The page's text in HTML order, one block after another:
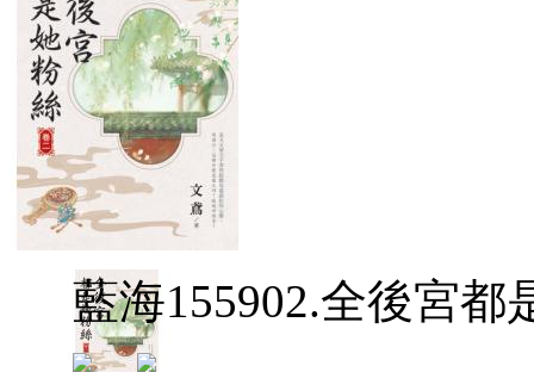
藍海155902.全後宮